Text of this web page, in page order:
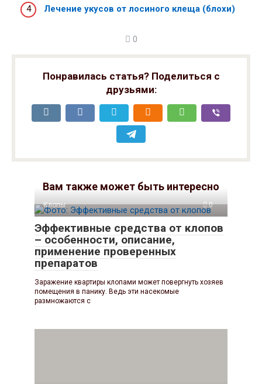
Лечение укусов от лосиного клеща (блохи)
0
Понравилась статья? Поделиться с
друзьями:
Вам также может быть интересно
Клопы 0
Эффективные средства от клопов
– особенности, описание,
применение проверенных
препаратов
Заражение квартиры клопами может повергнуть хозяев
помещения в панику. Ведь эти насекомые
размножаются с